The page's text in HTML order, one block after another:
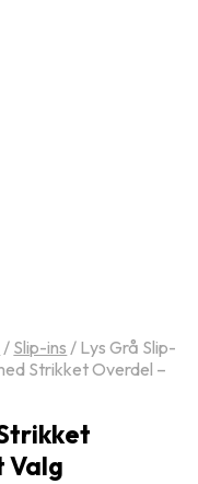
/ Slip-ins / Lys Grå Slip-
Strikket Overdel –
Valg